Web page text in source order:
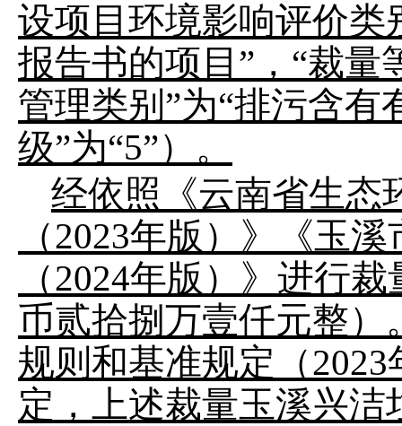
设项目环境影响评价类
报告书的项目 ” ， “裁量
管理类别 ”为“排污含有
级”为“5”）。
经依照《云南省生态
（2023年版）》《玉溪
（2024年版）》进行裁
币贰拾捌万壹仟元整）
规则和基准规定（2023
定， 上述裁量玉溪兴洁